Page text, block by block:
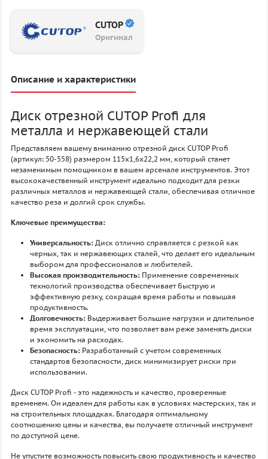
CUTOP
Оригинал
Описание и характеристики
Диск отрезной CUTOP Profi для
металла и нержавеющей стали
Представляем вашему вниманию отрезной диск CUTOP Profi
(артикул: 50-558) размером 115x1,6x22,2 мм, который станет
незаменимым помощником в вашем арсенале инструментов. Этот
высококачественный инструмент идеально подходит для резки
различных металлов и нержавеющей стали, обеспечивая отличное
качество реза и долгий срок службы.
Ключевые преимущества:
Универсальность: Диск отлично справляется с резкой как
черных, так и нержавеющих сталей, что делает его идеальным
выбором для профессионалов и любителей.
Высокая производительность: Применение современных
технологий производства обеспечивает быструю и
эффективную резку, сокращая время работы и повышая
продуктивность.
Долговечность: Выдерживает большие нагрузки и длительное
время эксплуатации, что позволяет вам реже заменять диски
и экономить на расходах.
Безопасность: Разработанный с учетом современных
стандартов безопасности, диск минимизирует риски при
использовании.
Диск CUTOP Profi - это надежность и качество, проверенные
временем. Он идеален для работы как в условиях мастерских, так и
на строительных площадках. Благодаря оптимальному
соотношению цены и качества, вы получаете отличный инструмент
по доступной цене.
Не упустите возможность повысить свою продуктивность и качество